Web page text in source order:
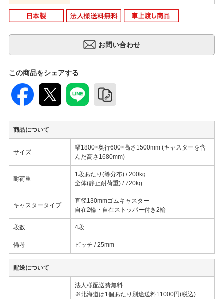
この商品をシェアする
商品について
サイズ
幅1800×奥行600×高さ1500mm (キャスターを含
んだ高さ1680mm)
耐荷重
1段あたり(等分布) / 200kg
全体(静止耐荷重) / 720kg
キャスタータイプ
直径130mmゴムキャスター
自在2輪・自在ストッパー付き2輪
段数 4段
備考 ピッチ / 25mm
配送について
法人様配送費無料
※北海道は1個あたり別途送料11000円(税込)